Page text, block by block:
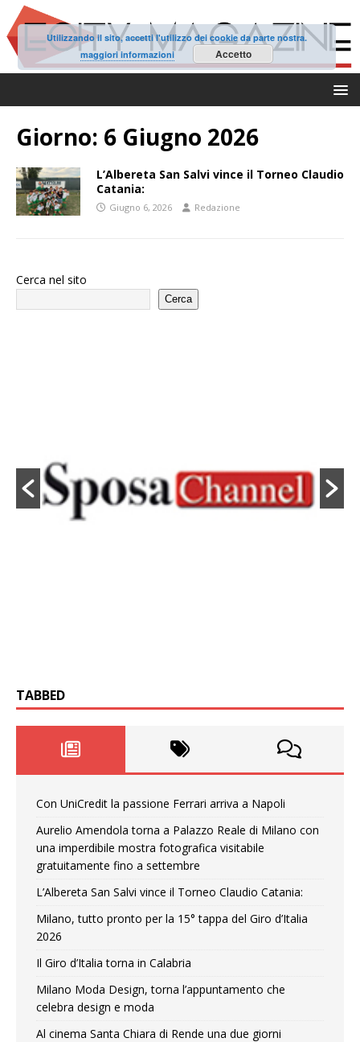
Giorno: 6 Giugno 2026
L’Albereta San Salvi vince il Torneo Claudio
Catania:
Giugno 6, 2026 Redazione
Cerca nel sito
Cerca
TABBED
Con UniCredit la passione Ferrari arriva a Napoli
Aurelio Amendola torna a Palazzo Reale di Milano con
una imperdibile mostra fotografica visitabile
gratuitamente fino a settembre
L’Albereta San Salvi vince il Torneo Claudio Catania:
Milano, tutto pronto per la 15° tappa del Giro d’Italia
2026
Il Giro d’Italia torna in Calabria
Milano Moda Design, torna l’appuntamento che
celebra design e moda
Al cinema Santa Chiara di Rende una due giorni
Utilizzando il sito, accetti l'utilizzo dei cookie da parte nostra.
maggiori informazioni
Accetto